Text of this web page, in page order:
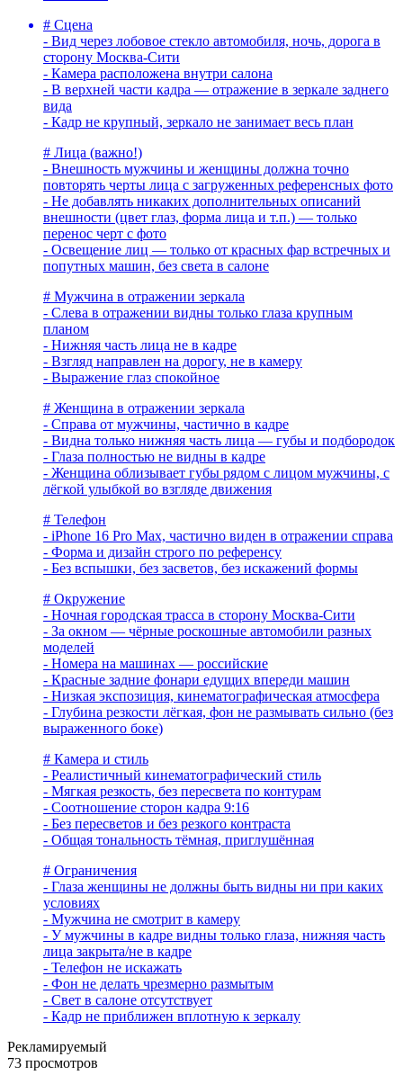
# Сцена
- Вид через лобовое стекло автомобиля, ночь, дорога в
сторону Москва-Сити
- Камера расположена внутри салона
- В верхней части кадра — отражение в зеркале заднего
вида
- Кадр не крупный, зеркало не занимает весь план
# Лица (важно!)
- Внешность мужчины и женщины должна точно
повторять черты лица с загруженных референсных фото
- Не добавлять никаких дополнительных описаний
внешности (цвет глаз, форма лица и т.п.) — только
перенос черт с фото
- Освещение лиц — только от красных фар встречных и
попутных машин, без света в салоне
# Мужчина в отражении зеркала
- Слева в отражении видны только глаза крупным
планом
- Нижняя часть лица не в кадре
- Взгляд направлен на дорогу, не в камеру
- Выражение глаз спокойное
# Женщина в отражении зеркала
- Справа от мужчины, частично в кадре
- Видна только нижняя часть лица — губы и подбородок
- Глаза полностью не видны в кадре
- Женщина облизывает губы рядом с лицом мужчины, с
лёгкой улыбкой во взгляде движения
# Телефон
- iPhone 16 Pro Max, частично виден в отражении справа
- Форма и дизайн строго по референсу
- Без вспышки, без засветов, без искажений формы
# Окружение
- Ночная городская трасса в сторону Москва-Сити
- За окном — чёрные роскошные автомобили разных
моделей
- Номера на машинах — российские
- Красные задние фонари едущих впереди машин
- Низкая экспозиция, кинематографическая атмосфера
- Глубина резкости лёгкая, фон не размывать сильно (без
выраженного боке)
# Камера и стиль
- Реалистичный кинематографический стиль
- Мягкая резкость, без пересвета по контурам
- Соотношение сторон кадра 9:16
- Без пересветов и без резкого контраста
- Общая тональность тёмная, приглушённая
# Ограничения
- Глаза женщины не должны быть видны ни при каких
условиях
- Мужчина не смотрит в камеру
- У мужчины в кадре видны только глаза, нижняя часть
лица закрыта/не в кадре
- Телефон не искажать
- Фон не делать чрезмерно размытым
- Свет в салоне отсутствует
- Кадр не приближен вплотную к зеркалу
Рекламируемый
73 просмотров